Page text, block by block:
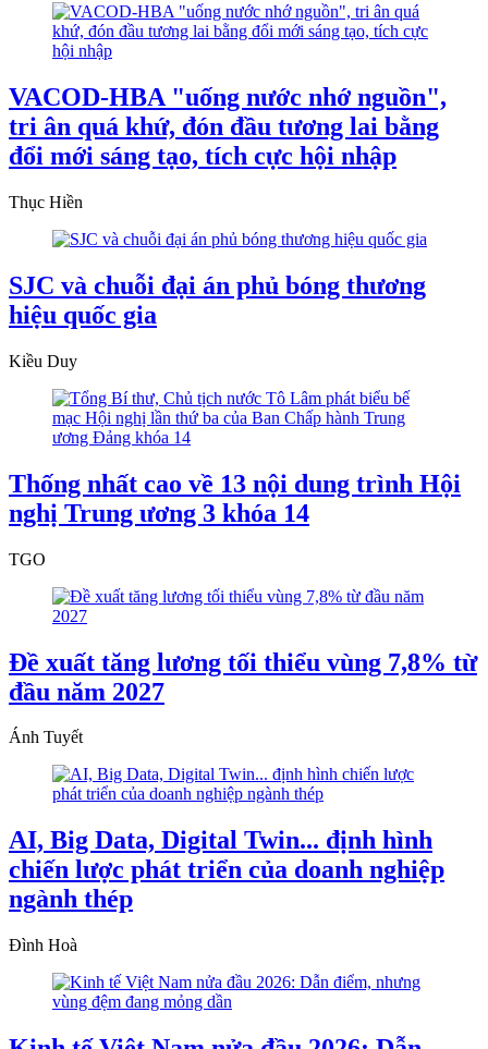
VACOD-HBA "uống nước nhớ nguồn",
tri ân quá khứ, đón đầu tương lai bằng
đổi mới sáng tạo, tích cực hội nhập
Thục Hiền
SJC và chuỗi đại án phủ bóng thương
hiệu quốc gia
Kiều Duy
Thống nhất cao về 13 nội dung trình Hội
nghị Trung ương 3 khóa 14
TGO
Đề xuất tăng lương tối thiểu vùng 7,8% từ
đầu năm 2027
Ánh Tuyết
AI, Big Data, Digital Twin... định hình
chiến lược phát triển của doanh nghiệp
ngành thép
Đình Hoà